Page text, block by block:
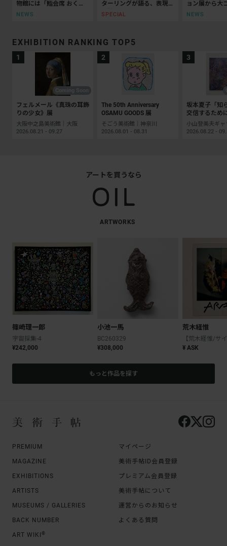
物館には「鮨会席 おく
乃」がオープン
NEWS
ターリングが語る、表現と
抵抗の50年
SPECIAL
ョン展から大
ッティチェリ
NEWS
EXHIBITION RANKING TOP5
フェルメール《真珠の耳飾
りの少女》展
大阪中之島美術館｜大阪
2026.08.21 - 09.27
The 50th Anniversary
OSAMU GOODS 展
そごう美術館｜神奈川
2026.08.01 - 08.31
坂本夏子「知
交信するため
2026.08.22 -
アートを買うなら
ARTWORKS
篠崎理一郎
宇宙採集-4
¥242,000
小池一馬
BC260329
¥308,000
荒木経惟
¥ ASK
もっと作品を探す
PREMIUM
MAGAZINE
EXHIBITIONS
ARTISTS
MUSEUMS / GALLERIES
BACK NUMBER
ART WIKI ®
マイページ
美術手帖ID会員登録
プレミアム会員登録
美術手帖について
運営からのお知らせ
よくある質問